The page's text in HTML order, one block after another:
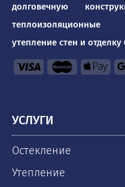
долговечную
теплоизоляционные
утепление стен и
УСЛУГИ
Остекление
Утепление